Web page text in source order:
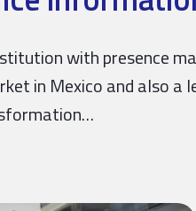
with presence
in Mexico and also a